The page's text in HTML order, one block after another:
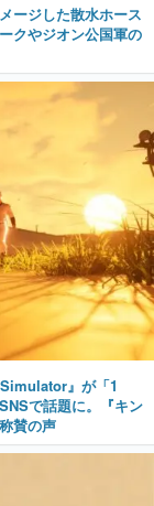
ージした散水ホース
クやジオン公国軍の
』が「1
で話題に。『キン
賛の声